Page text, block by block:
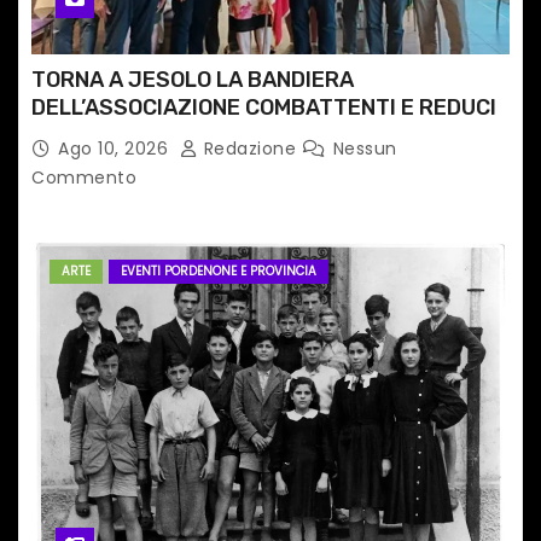
i
TORNA A JESOLO LA BANDIERA
DELL’ASSOCIAZIONE COMBATTENTI E REDUCI
Ago 10, 2026 Redazione
Nessun
Commento
ARTE EVENTI PORDENONE E PROVINCIA